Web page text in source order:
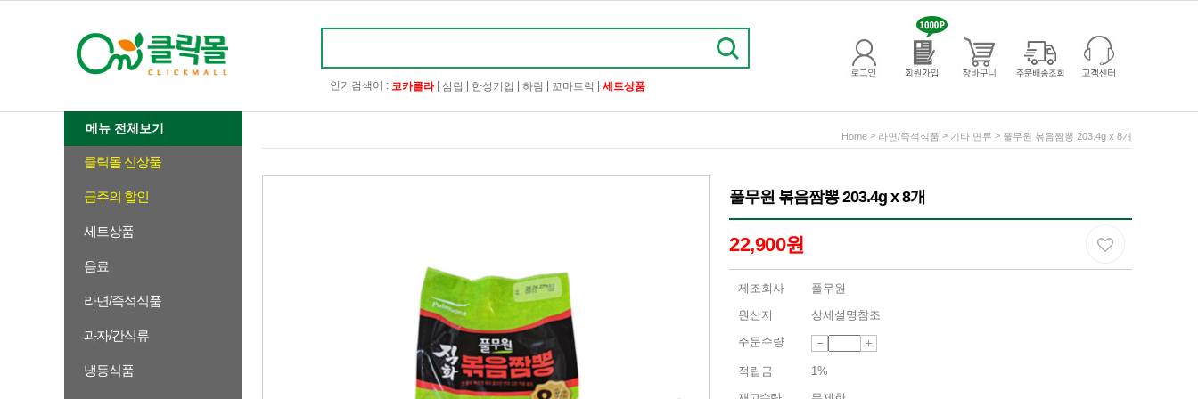
인기검색어 : 코카콜라| 삼립 한성기업 하림 꼬마트럭 세트상품
메뉴 전체보기
클릭몰 신상품
금주의 할인
세트상품
음료
라면/즉석식품
과자/간식류
냉동식품
Home > 라면/즉석식품 > 기타 면류 > 풀무원 볶음짬뽕 203.4g x 8개
풀무원 볶음짬뽕 203.4g x 8개
22,900원
제조회사
풀무원
원산지
상세설명참조
주문수량
적립금
1%